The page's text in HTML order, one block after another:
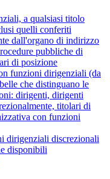
a qualsiasi titolo
quelli conferiti
dall'organo di indirizzo
pubbliche di
di posizione
funzioni dirigenziali (da
che distinguano le
dirigenti, dirigenti
titolari di
con funzioni
dirigenziali discrezionali
disponibili